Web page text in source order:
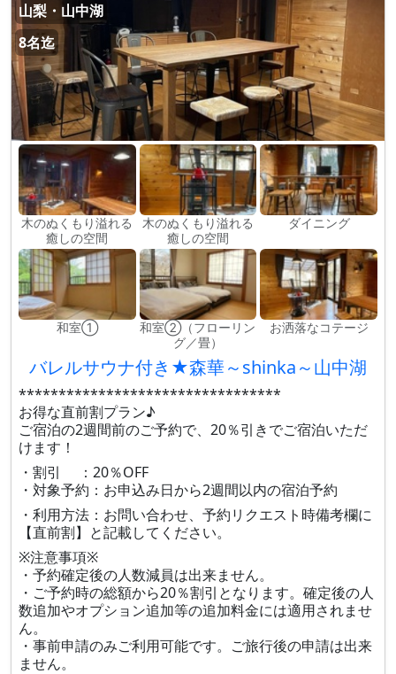
山梨・山中湖
8名迄
木のぬくもり溢れる
癒しの空間
木のぬくもり溢れる
癒しの空間
ダイニング
和室①
和室②（フローリン
グ／畳）
お洒落なコテージ
バレルサウナ付き★森華～shinka～山中湖
*********************************
お得な直前割プラン♪
ご宿泊の2週間前のご予約で、20％引きでご宿泊いただ
けます！
・割引 ：20％OFF
・対象予約：お申込み日から2週間以内の宿泊予約
・利用方法：お問い合わせ、予約リクエスト時備考欄に
【直前割】と記載してください。
※注意事項※
・予約確定後の人数減員は出来ません。
・ご予約時の総額から20％割引となります。確定後の人
数追加やオプション追加等の追加料金には適用されませ
ん。
・事前申請のみご利用可能です。ご旅行後の申請は出来
ません。